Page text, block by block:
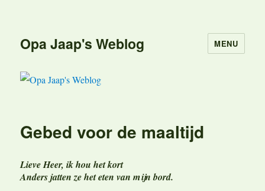
Opa Jaap's Weblog MENU
Gebed voor de maaltijd
Lieve Heer, ik hou het kort
Anders jatten ze het eten van mijn bord.